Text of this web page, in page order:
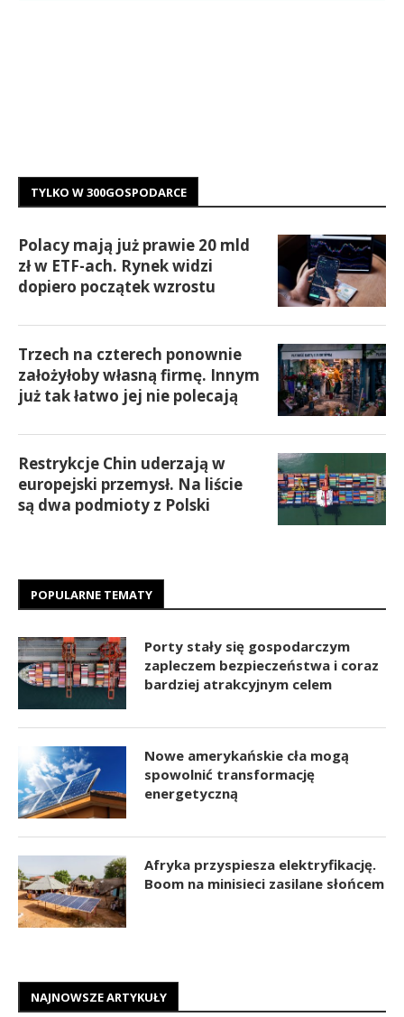
TYLKO W 300GOSPODARCE
Polacy mają już prawie 20 mld
zł w ETF-ach. Rynek widzi
dopiero początek wzrostu
Trzech na czterech ponownie
założyłoby własną firmę. Innym
już tak łatwo jej nie polecają
Restrykcje Chin uderzają w
europejski przemysł. Na liście
są dwa podmioty z Polski
POPULARNE TEMATY
Porty stały się gospodarczym
zapleczem bezpieczeństwa i coraz
bardziej atrakcyjnym celem
Nowe amerykańskie cła mogą
spowolnić transformację
energetyczną
Afryka przyspiesza elektryfikację.
Boom na minisieci zasilane słońcem
NAJNOWSZE ARTYKUŁY